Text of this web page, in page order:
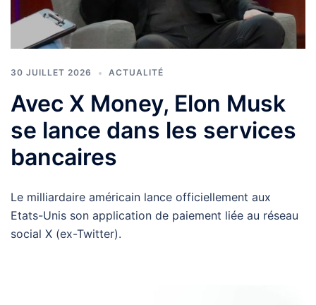
30 JUILLET 2026 ACTUALITÉ
Avec X Money, Elon Musk
se lance dans les services
bancaires
Le milliardaire américain lance officiellement aux
Etats-Unis son application de paiement liée au réseau
social X (ex-Twitter).